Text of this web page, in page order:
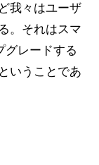
我々はユーザ
。それはスマ
レードする
いうことであ